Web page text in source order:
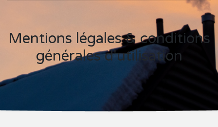
Mentions légales & conditions
générales d'utilisation